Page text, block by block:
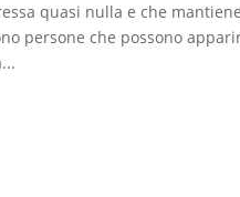
quasi nulla e che
persone che possono